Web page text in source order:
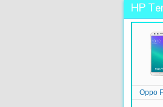
HP
Oppo